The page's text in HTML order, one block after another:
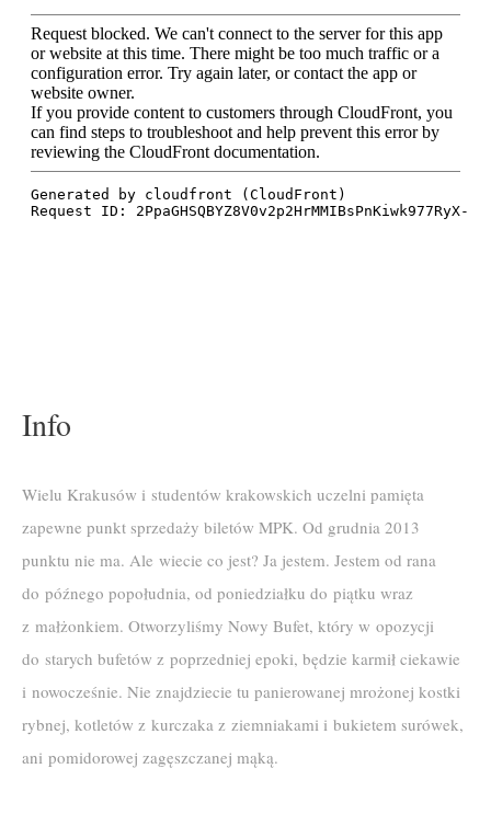
Info
Wielu Krakusów i studentów krakowskich uczelni pamięta
zapewne punkt sprzedaży biletów MPK. Od grudnia 2013
punktu nie ma. Ale wiecie co jest? Ja jestem. Jestem od rana
do późnego popołudnia, od poniedziałku do piątku wraz
z małżonkiem. Otworzyliśmy Nowy Bufet, który w opozycji
do starych bufetów z poprzedniej epoki, będzie karmił ciekawie
i nowocześnie. Nie znajdziecie tu panierowanej mrożonej kostki
rybnej, kotletów z kurczaka z ziemniakami i bukietem surówek,
ani pomidorowej zagęszczanej mąką.